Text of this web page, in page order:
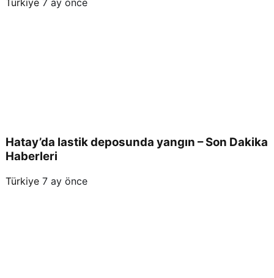
Hatay’da lastik deposunda yangın – Son Dakika
Haberleri
Türkiye 7 ay önce